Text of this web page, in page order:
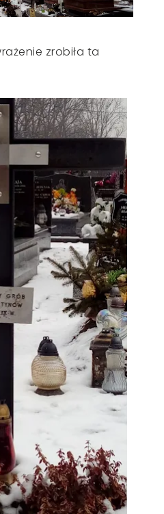
zrobiła ta